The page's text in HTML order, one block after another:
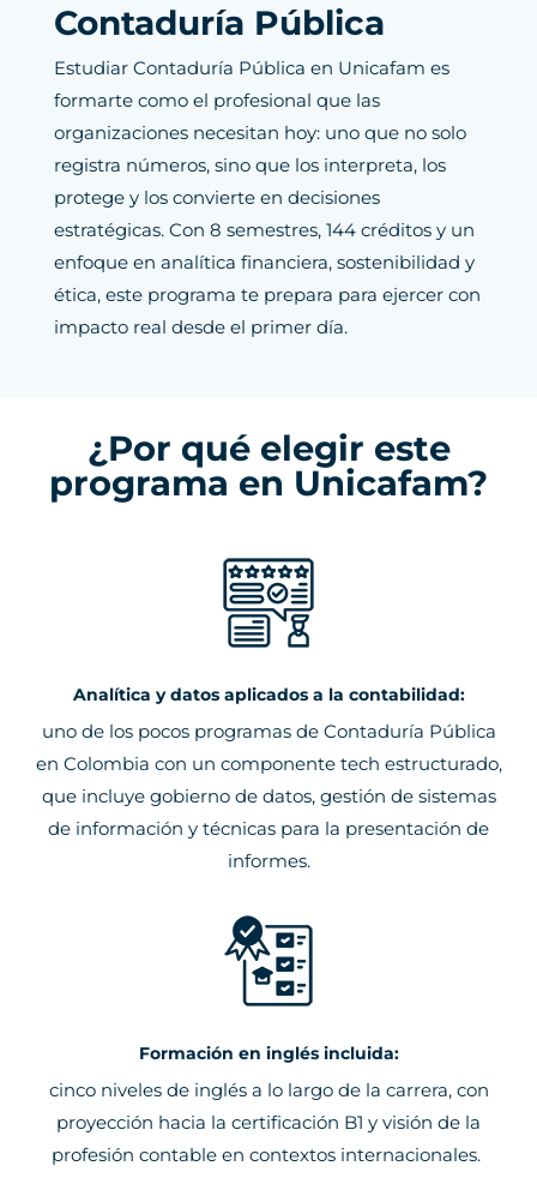
Contaduría Pública
Estudiar Contaduría Pública en Unicafam es
formarte como el profesional que las
organizaciones necesitan hoy: uno que no solo
registra números, sino que los interpreta, los
protege y los convierte en decisiones
estratégicas. Con 8 semestres, 144 créditos y un
enfoque en analítica financiera, sostenibilidad y
ética, este programa te prepara para ejercer con
impacto real desde el primer día.
¿Por qué elegir este
programa en Unicafam?
Analítica y datos aplicados a la contabilidad:
uno de los pocos programas de Contaduría Pública
en Colombia con un componente tech estructurado,
que incluye gobierno de datos, gestión de sistemas
de información y técnicas para la presentación de
informes.
Formación en inglés incluida:
cinco niveles de inglés a lo largo de la carrera, con
proyección hacia la certificación B1 y visión de la
profesión contable en contextos internacionales.